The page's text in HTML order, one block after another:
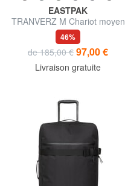
EASTPAK
TRANVERZ M Chariot moyen
46%
de 185,00 € 97,00 €
Livraison gratuite